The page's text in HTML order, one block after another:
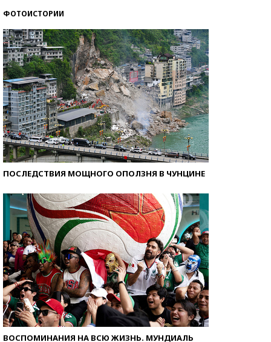
ФОТОИСТОРИИ
ПОСЛЕДСТВИЯ МОЩНОГО ОПОЛЗНЯ В ЧУНЦИНЕ
ВОСПОМИНАНИЯ НА ВСЮ ЖИЗНЬ. МУНДИАЛЬ